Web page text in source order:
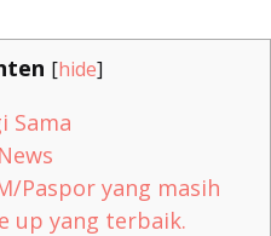
[hide]
Sama
Paspor yang masih
up yang terbaik.